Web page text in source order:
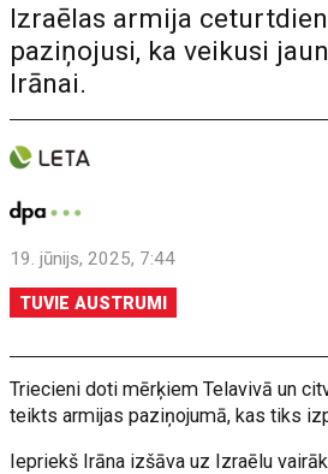
Izraēlas armija
paziņojusi, ka veikusi
Irānai.
19. jūnijs, 2025, 7:44
TUVIE AUSTRUMI
Triecieni doti mērķiem Telavivā un
teikts armijas paziņojumā, kas tiks
Iepriekš Irāna izšāva uz Izraēlu